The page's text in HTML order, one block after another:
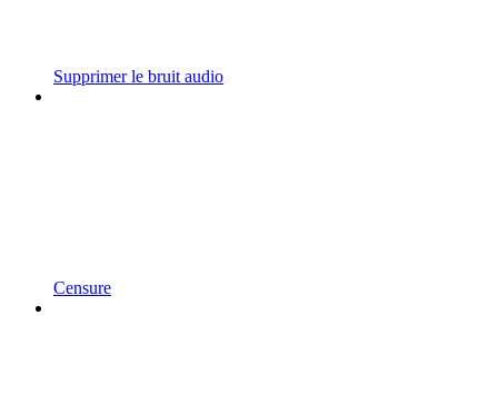
Supprimer le bruit audio
Censure